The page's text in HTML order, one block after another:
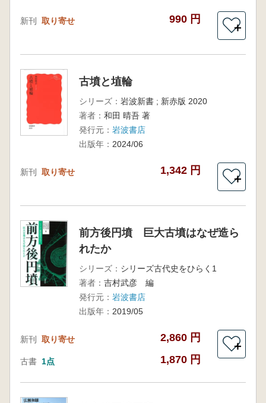
新刊 取り寄せ 990 円
＋
古墳と埴輪
シリーズ： 岩波新書 ; 新赤版 2020
著者： 和田 晴吾 著
発行元： 岩波書店
出版年： 2024/06
新刊 取り寄せ 1,342 円
＋
前方後円墳 巨大古墳はなぜ造ら
れたか
シリーズ： シリーズ古代史をひらく1
著者： 吉村武彦 編
発行元： 岩波書店
出版年： 2019/05
新刊 取り寄せ 2,860 円
古書 1点 1,870 円
＋